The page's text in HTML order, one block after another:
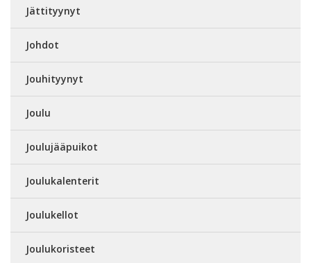
Jättityynyt
Johdot
Jouhityynyt
Joulu
Joulujääpuikot
Joulukalenterit
Joulukellot
Joulukoristeet